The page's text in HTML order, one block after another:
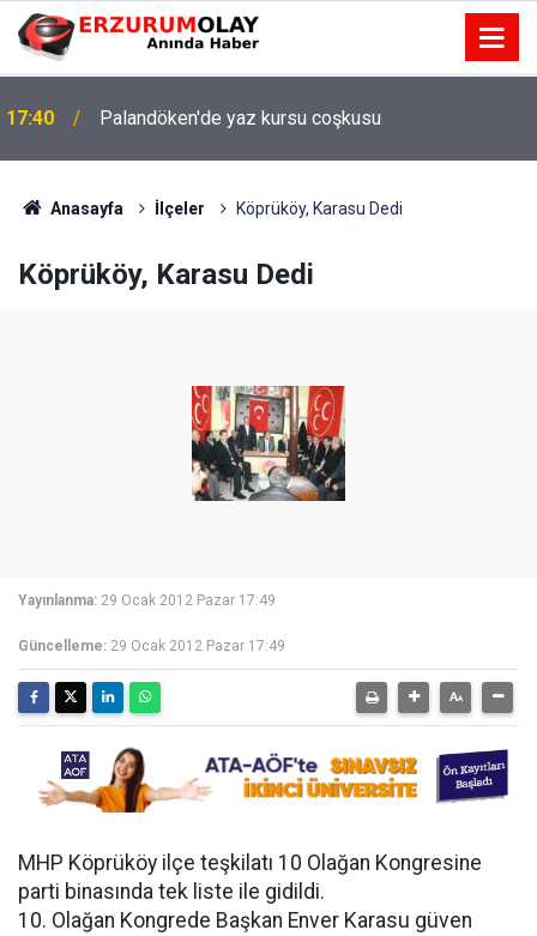
17:40 Palandöken'de yaz kursu coşkusu
Anasayfa İlçeler Köprüköy, Karasu Dedi
Köprüköy, Karasu Dedi
Yayınlanma: 29 Ocak 2012 Pazar 17:49
Güncelleme: 29 Ocak 2012 Pazar 17:49
MHP Köprüköy ilçe teşkilatı 10 Olağan Kongresine
parti binasında tek liste ile gidildi.
10. Olağan Kongrede Başkan Enver Karasu güven